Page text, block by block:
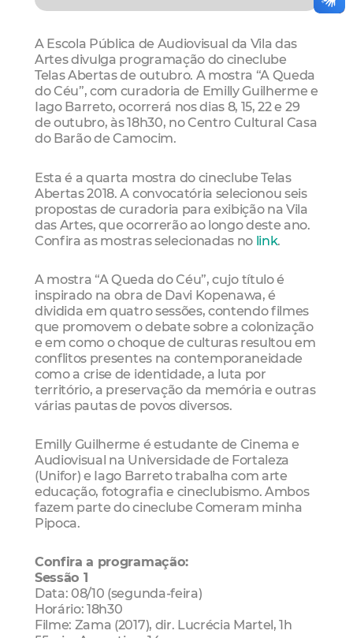
A Escola Pública de Audiovisual da Vila das
Artes divulga programação do cineclube
Telas Abertas de outubro. A mostra “A Queda
do Céu”, com curadoria de Emilly Guilherme e
Iago Barreto, ocorrerá nos dias 8, 15, 22 e 29
de outubro, às 18h30, no Centro Cultural Casa
do Barão de Camocim.
Esta é a quarta mostra do cineclube Telas
Abertas 2018. A convocatória selecionou seis
propostas de curadoria para exibição na Vila
das Artes, que ocorrerão ao longo deste ano.
Confira as mostras selecionadas no link.
A mostra “A Queda do Céu”, cujo título é
inspirado na obra de Davi Kopenawa, é
dividida em quatro sessões, contendo filmes
que promovem o debate sobre a colonização
e em como o choque de culturas resultou em
conflitos presentes na contemporaneidade
como a crise de identidade, a luta por
território, a preservação da memória e outras
várias pautas de povos diversos.
Emilly Guilherme é estudante de Cinema e
Audiovisual na Universidade de Fortaleza
(Unifor) e Iago Barreto trabalha com arte
educação, fotografia e cineclubismo. Ambos
fazem parte do cineclube Comeram minha
Pipoca.
Confira a programação:
Sessão 1
Data: 08/10 (segunda-feira)
Horário: 18h30
Filme: Zama (2017), dir. Lucrécia Martel, 1h